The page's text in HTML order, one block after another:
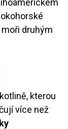
druhým
kterou
více než